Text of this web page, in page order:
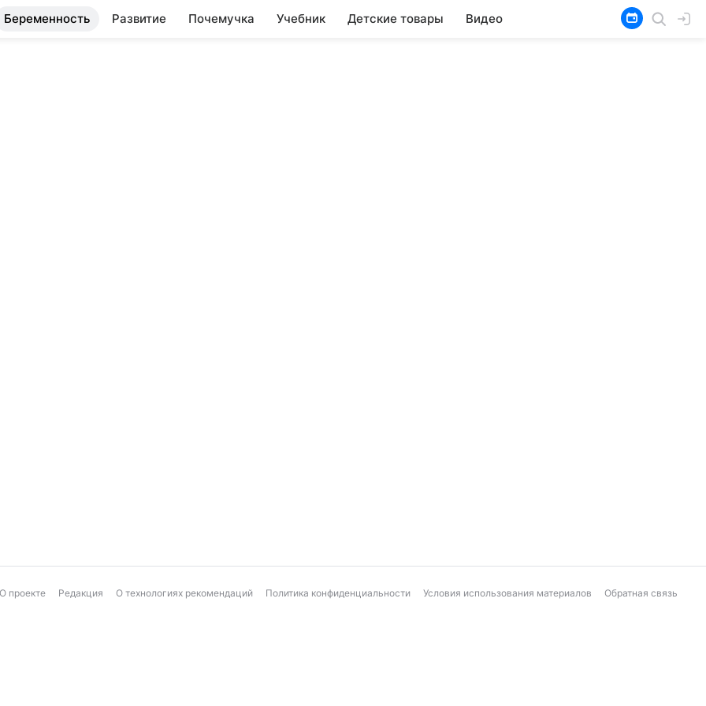
Беременность Развитие Почемучка Учебник Детские товары Видео
О проекте Редакция О технологиях рекомендаций Политика конфиденциальности Условия использования материалов Обратная связь